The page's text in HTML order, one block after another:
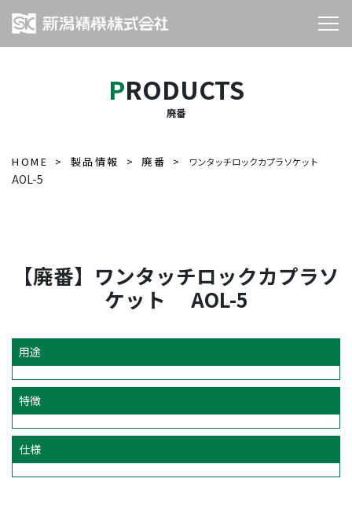
PRODUCTS
廃番
HOME 製品情報 廃番 ワンタッチロックカプラソケット
AOL-5
【廃番】ワンタッチロックカプラソ
ケット AOL-5
用途
特徴
仕様